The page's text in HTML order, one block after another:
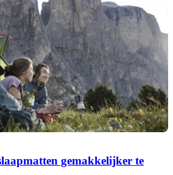
gemakkelijker te